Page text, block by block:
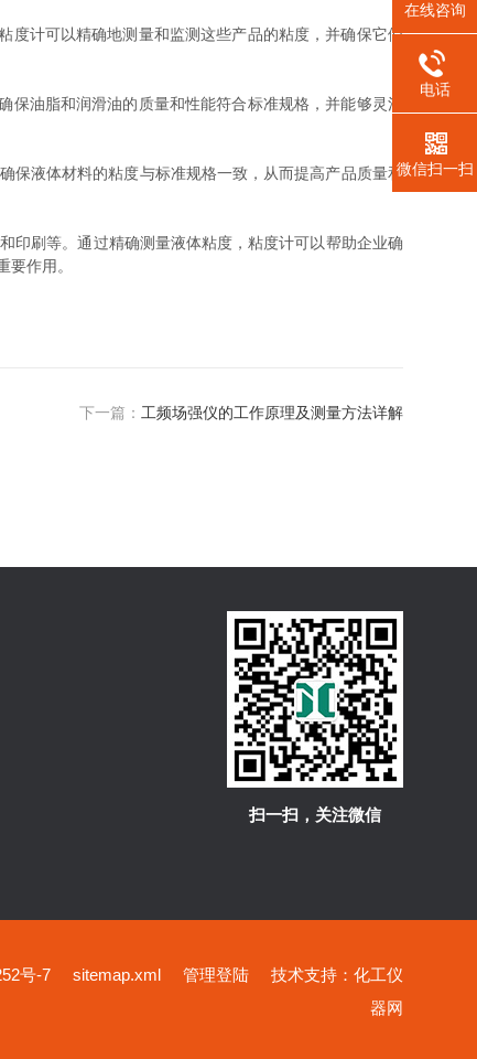
计可以精确地测量和监测这些产品的粘度，并确保它们
油脂和润滑油的质量和性能符合标准规格，并能够灵活
液体材料的粘度与标准规格一致，从而提高产品质量和
刷等。通过精确测量液体粘度，粘度计可以帮助企业确
作用。
下一篇： 工频场强仪的工作原理及测量方法详解
扫一扫，关注微信
号-7 sitemap.xml 管理登陆技术支持： 化工仪
器网
在线咨询
电话
微信扫一扫